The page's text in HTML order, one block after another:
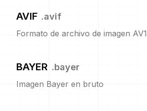
AVIF .avif
Formato de archivo de imagen AV1
BAYER .bayer
Imagen Bayer en bruto